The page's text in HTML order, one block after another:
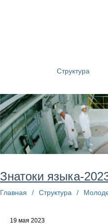
Структура
Знатоки языка-
Главная / Структура /
19 мая 2023